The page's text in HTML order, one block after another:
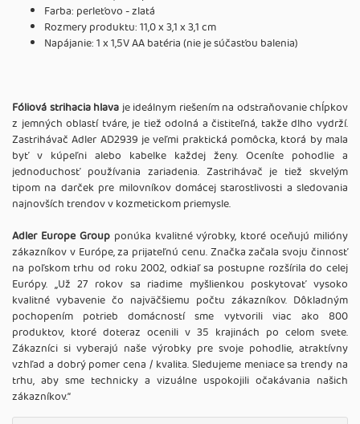
Farba: perleťovo - zlatá
Rozmery produktu: 11,0 x 3,1 x 3,1 cm
Napájanie: 1 x 1,5V AA batéria (nie je súčasťou balenia)
Fóliová strihacia hlavaje ideálnym riešením na odstraňovanie chĺpkov
z jemných oblastí tváre, je tiež odolná a čistiteľná, takže dlho vydrží.
Zastrihávač Adler AD2939 je veľmi praktická pomôcka, ktorá by mala
byť v kúpeľni alebo kabelke každej ženy. Oceníte pohodlie a
jednoduchosť používania zariadenia. Zastrihávač je tiež skvelým
tipom na darček pre milovníkov domácej starostlivosti a sledovania
najnovších trendov v kozmetickom priemysle.
Adler Europe Groupponúka kvalitné výrobky, ktoré oceňujú milióny
zákazníkov v Európe, za prijateľnú cenu. Značka začala svoju činnosť
na poľskom trhu od roku 2002, odkiaľ sa postupne rozšírila do celej
Európy. ,,Už 27 rokov sa riadime myšlienkou poskytovať vysoko
kvalitné vybavenie čo najväčšiemu počtu zákazníkov. Dôkladným
pochopením potrieb domácností sme vytvorili viac ako 800
produktov, ktoré doteraz ocenili v 35 krajinách po celom svete.
Zákazníci si vyberajú naše výrobky pre svoje pohodlie, atraktívny
vzhľad a dobrý pomer cena / kvalita. Sledujeme meniace sa trendy na
trhu, aby sme technicky a vizuálne uspokojili očakávania našich
zákazníkov.‘‘